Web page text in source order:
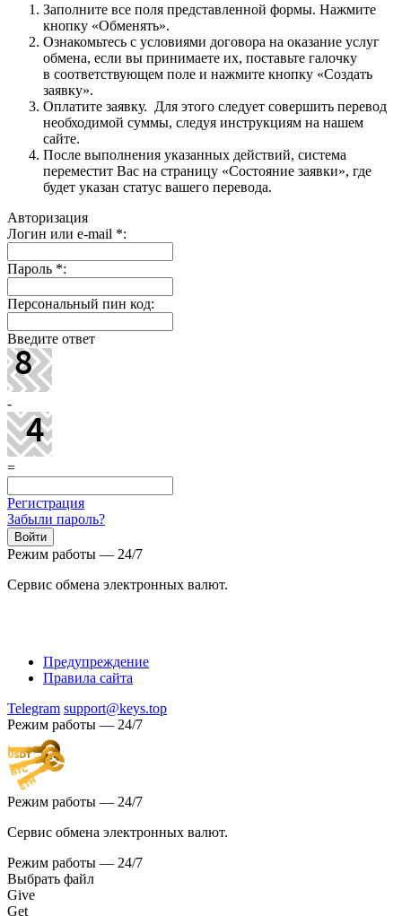
Заполните все поля представленной формы. Нажмите
кнопку «Обменять».
Ознакомьтесь с условиями договора на оказание услуг
обмена, если вы принимаете их, поставьте галочку
в соответствующем поле и нажмите кнопку «Создать
заявку».
Оплатите заявку. Для этого следует совершить перевод
необходимой суммы, следуя инструкциям на нашем
сайте.
После выполнения указанных действий, система
переместит Вас на страницу «Состояние заявки», где
будет указан статус вашего перевода.
Авторизация
Логин или e-mail *:
Пароль *:
Персональный пин код:
Введите ответ
-
=
Регистрация
Забыли пароль?
Режим работы — 24/7
Сервис обмена электронных валют.
Предупреждение
Правила сайта
Telegram support@keys.top
Режим работы — 24/7
Режим работы — 24/7
Сервис обмена электронных валют.
Режим работы — 24/7
Выбрать файл
Give
Get